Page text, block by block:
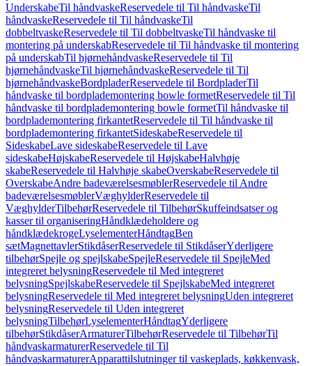
UnderskabeTil håndvaskeReservedele til Til håndvaskeTil
håndvaskeReservedele til Til håndvaskeTil
dobbeltvaskeReservedele til Til dobbeltvaskeTil håndvaske til
montering på underskabReservedele til Til håndvaske til montering
på underskabTil hjørnehåndvaskeReservedele til Til
hjørnehåndvaskeTil hjørnehåndvaskeReservedele til Til
hjørnehåndvaskeBordpladerReservedele til BordpladerTil
håndvaske til bordplademontering bowle formetReservedele til Til
håndvaske til bordplademontering bowle formetTil håndvaske til
bordplademontering firkantetReservedele til Til håndvaske til
bordplademontering firkantetSideskabeReservedele til
SideskabeLave sideskabeReservedele til Lave
sideskabeHøjskabeReservedele til HøjskabeHalvhøje
skabeReservedele til Halvhøje skabeOverskabeReservedele til
OverskabeAndre badeværelsesmøblerReservedele til Andre
badeværelsesmøblerVæghylderReservedele til
VæghylderTilbehørReservedele til TilbehørSkuffeindsatser og
kasser til organiseringHåndklædeholdere og
håndklædekrogeLyselementerHåndtagBen
sætMagnettavlerStikdåserReservedele til StikdåserYderligere
tilbehørSpejle og spejlskabeSpejleReservedele til SpejleMed
integreret belysningReservedele til Med integreret
belysningSpejlskabeReservedele til SpejlskabeMed integreret
belysningReservedele til Med integreret belysningUden integreret
belysningReservedele til Uden integreret
belysningTilbehørLyselementerHåndtagYderligere
tilbehørStikdåserArmaturerTilbehørReservedele til TilbehørTil
håndvaskarmaturerReservedele til Til
håndvaskarmaturerApparattilslutninger til vaskeplads, køkkenvask,